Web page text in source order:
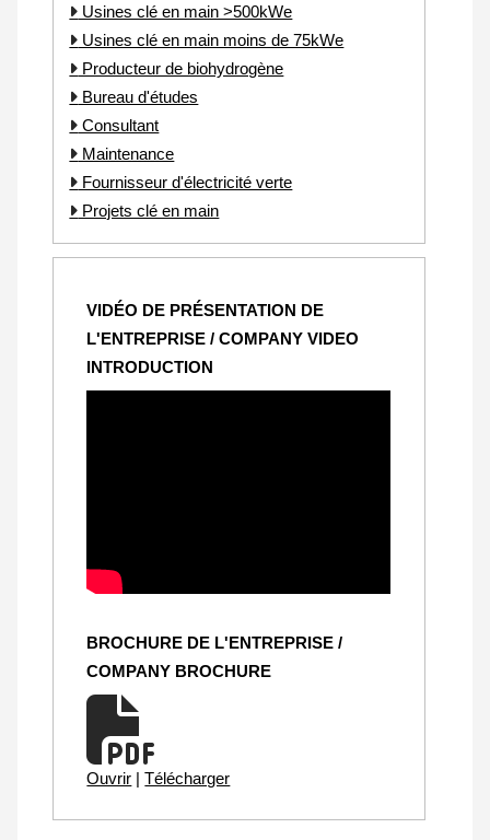
Usines clé en main >500kWe
Usines clé en main moins de 75kWe
Producteur de biohydrogène
Bureau d'études
Consultant
Maintenance
Fournisseur d'électricité verte
Projets clé en main
VIDÉO DE PRÉSENTATION DE
L'ENTREPRISE / COMPANY VIDEO
INTRODUCTION
BROCHURE DE L'ENTREPRISE /
COMPANY BROCHURE
Ouvrir | Télécharger